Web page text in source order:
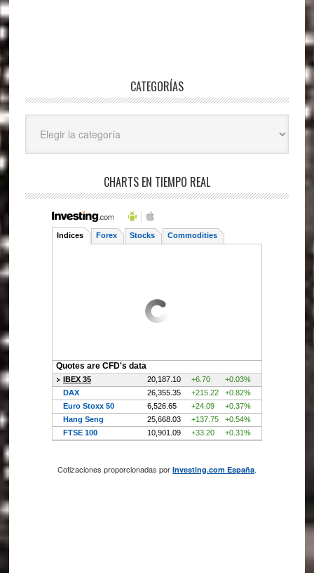
CATEGORÍAS
CHARTS EN TIEMPO REAL
Cotizaciones proporcionadas por Investing.com España.